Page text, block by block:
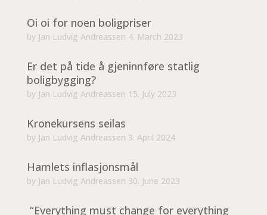
Oi oi for noen boligpriser
by Jan Ludvig Andreassen 4. March 2023
Er det på tide å gjeninnføre statlig
boligbygging?
by Jan Ludvig Andreassen 15. July 2023
Kronekursens seilas
by Jan Ludvig Andreassen 3. April 2024
Hamlets inflasjonsmål
by Jan Ludvig Andreassen 30. June 2023
“Everything must change for everything